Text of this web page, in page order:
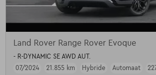
Land Rover Range Rover Evoque
- R-DYNAMIC SE AWD AUT.
07/2024
21.855 km Hybride Automaat